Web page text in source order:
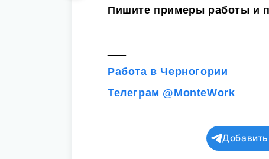
Пишите примеры работы и
Работа в Черногории
Телеграм @MonteWork